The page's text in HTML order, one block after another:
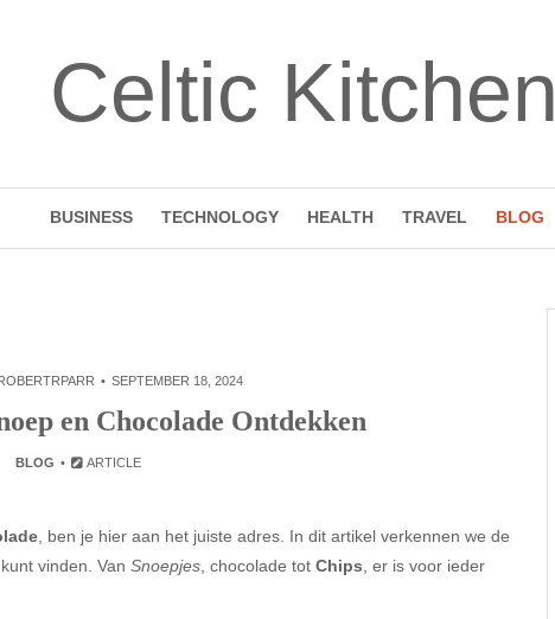
Celtic Kitchen
BUSINESS TECHNOLOGY HEALTH TRAVEL BLOG
SEPTEMBER 18, 2024
en Chocolade Ontdekken
BLOG ARTICLE
, ben je hier aan het juiste adres. In dit artikel verkennen we de
vinden. Van Snoepjes , chocolade tot Chips , er is voor ieder